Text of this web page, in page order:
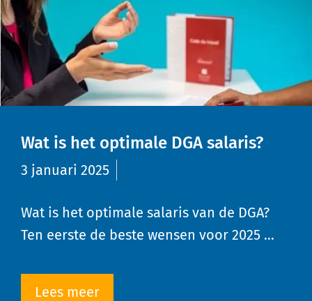
Wat is het optimale DGA salaris?
3 januari 2025
Wat is het optimale salaris van de DGA?
Ten eerste de beste wensen voor 2025 …
Lees meer